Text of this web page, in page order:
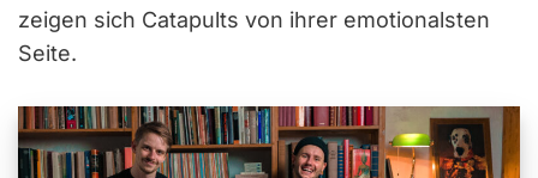
zeigen sich Catapults von ihrer emotionalsten
Seite.